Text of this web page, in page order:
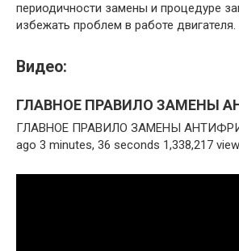
периодичности замены и процедуре
избежать проблем в работе двигателя.
Видео:
ГЛАВНОЕ ПРАВИЛО ЗАМЕНЫ
ГЛАВНОЕ ПРАВИЛО ЗАМЕНЫ
ago 3 minutes, 36 seconds 1,338,217